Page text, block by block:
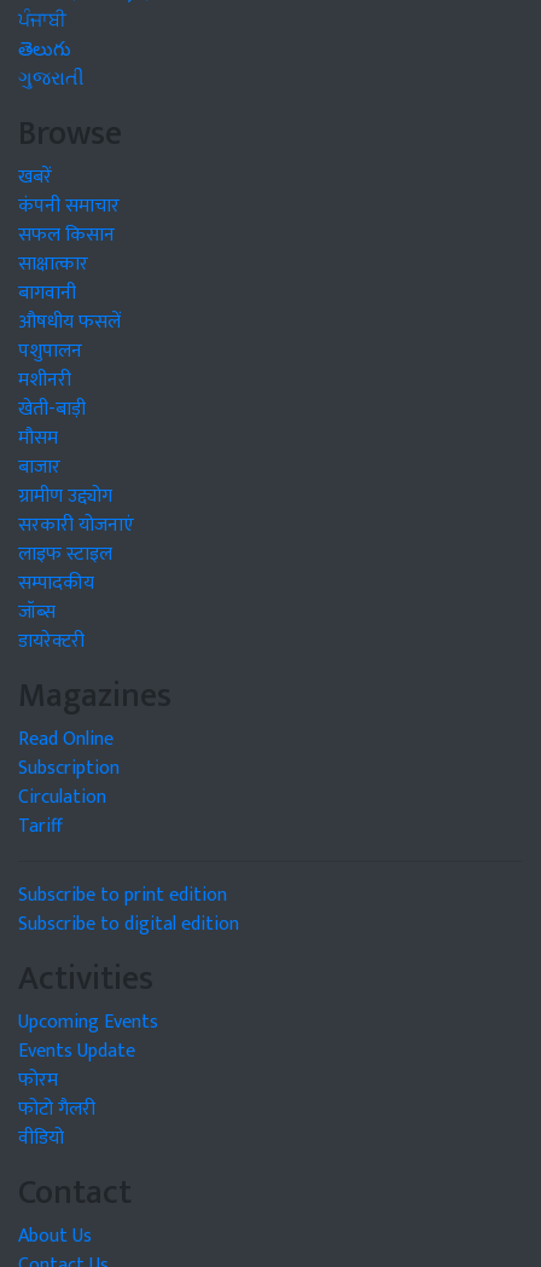
ਪੰਜਾਬੀ
తెలుగు
ગુજરાતી
Browse
खबरें
कंपनी समाचार
सफल किसान
साक्षात्कार
बागवानी
औषधीय फसलें
पशुपालन
मशीनरी
खेती-बाड़ी
मौसम
बाजार
ग्रामीण उद्द्योग
सरकारी योजनाएं
लाइफ स्टाइल
सम्पादकीय
जॉब्स
डायरेक्टरी
Magazines
Read Online
Subscription
Circulation
Tariff
Subscribe to print edition
Subscribe to digital edition
Activities
Upcoming Events
Events Update
फोरम
फोटो गैलरी
वीडियो
Contact
About Us